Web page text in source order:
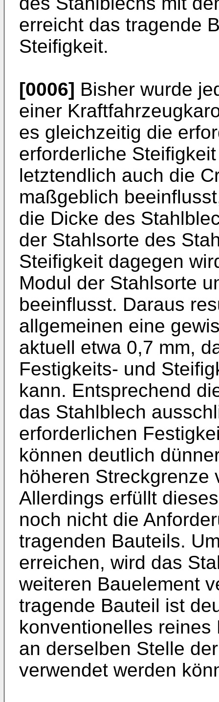
erreicht das tragende
Steifigkeit.
[0006] Bisher wurde
einer
es gleichzeitig die
erforderliche
letztendlich auch die
maßgeblich
die Dicke des
der Stahlsorte des
Steifigkeit dagegen
Modul der Stahlsorte
beeinflusst. Daraus
allgemeinen eine
aktuell etwa 0,7 mm,
Festigkeits- und
kann. Entsprechend
das Stahlblech
erforderlichen
können deutlich
höheren Streckgrenze
Allerdings erfüllt
noch nicht die
tragenden Bauteils.
erreichen, wird das
weiteren Bauelement
tragende Bauteil ist
konventionelles
an derselben Stelle
verwendet werden